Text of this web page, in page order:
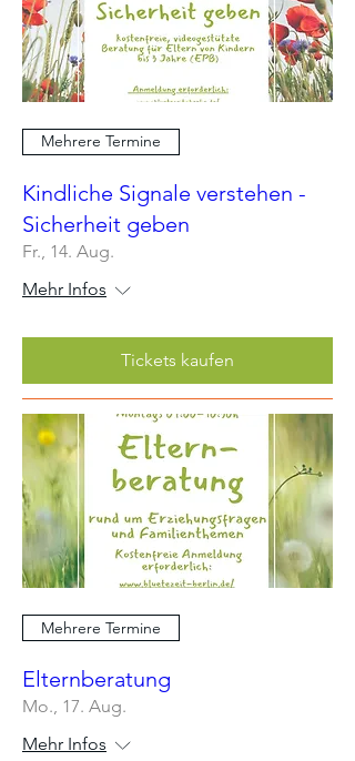
Mehrere Termine
Kindliche Signale verstehen -
Sicherheit geben
Fr., 14. Aug.
Mehr Infos
Tickets kaufen
Mehrere Termine
Elternberatung
Mo., 17. Aug.
Mehr Infos